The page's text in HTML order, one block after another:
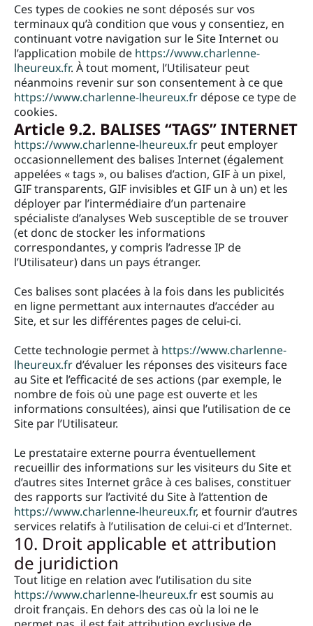
Ces types de cookies ne sont déposés sur vos
terminaux qu’à condition que vous y consentiez, en
continuant votre navigation sur le Site Internet ou
l’application mobile de https://www.charlenne-
lheureux.fr. À tout moment, l’Utilisateur peut
néanmoins revenir sur son consentement à ce que
https://www.charlenne-lheureux.frdépose ce type de
cookies.
Article 9.2. BALISES “TAGS” INTERNET
https://www.charlenne-lheureux.fr peut employer
occasionnellement des balises Internet (également
appelées « tags », ou balises d’action, GIF à un pixel,
GIF transparents, GIF invisibles et GIF un à un) et les
déployer par l’intermédiaire d’un partenaire
spécialiste d’analyses Web susceptible de se trouver
(et donc de stocker les informations
correspondantes, y compris l’adresse IP de
l’Utilisateur) dans un pays étranger.
Ces balises sont placées à la fois dans les publicités
en ligne permettant aux internautes d’accéder au
Site, et sur les différentes pages de celui-ci.
Cette technologie permet à https://www.charlenne-
lheureux.frd’évaluer les réponses des visiteurs face
au Site et l’efficacité de ses actions (par exemple, le
nombre de fois où une page est ouverte et les
informations consultées), ainsi que l’utilisation de ce
Site par l’Utilisateur.
Le prestataire externe pourra éventuellement
recueillir des informations sur les visiteurs du Site et
d’autres sites Internet grâce à ces balises, constituer
des rapports sur l’activité du Site à l’attention de
https://www.charlenne-lheureux.fr, et fournir d’autres
services relatifs à l’utilisation de celui-ci et d’Internet.
10. Droit applicable et attribution
de juridiction
Tout litige en relation avec l’utilisation du site
https://www.charlenne-lheureux.fr est soumis au
droit français. En dehors des cas où la loi ne le